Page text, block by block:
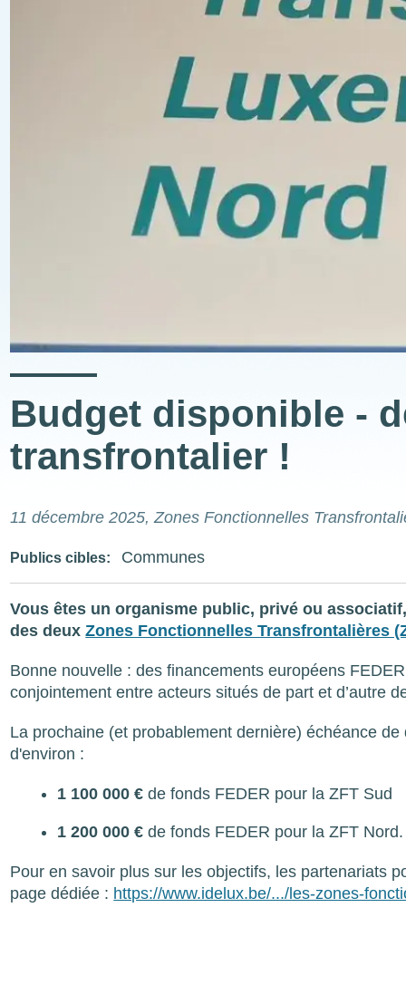
Budget disponible -
transfrontalier !
11 décembre 2025, Zones Fonctionnelles
Publics cibles Communes
Vous êtes un organisme public, privé ou
des deuxZones Fonctionnelles Transfrontalières
Bonne nouvelle : des financements européens
conjointement entre acteurs situés de part et d’autre
La prochaine (et probablement dernière) échéance
d'environ :
1 100 000 € de fonds FEDER pour la ZFT Sud
1 200 000 € de fonds FEDER pour la ZFT Nord.
Pour en savoir plus sur les objectifs, les partenariats
page dédiée : https://www.idelux.be/.../les-zones-